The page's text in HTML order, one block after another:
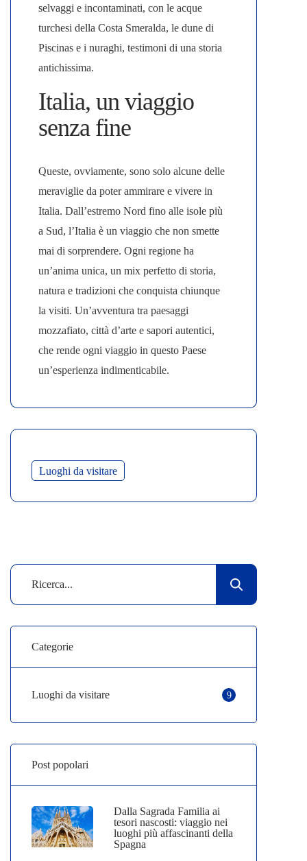
selvaggi e incontaminati, con le acque
turchesi della Costa Smeralda, le dune di
Piscinas e i nuraghi, testimoni di una storia
antichissima.
Italia, un viaggio
senza fine
Queste, ovviamente, sono solo alcune delle
meraviglie da poter ammirare e vivere in
Italia. Dall’estremo Nord fino alle isole più
a Sud, l’Italia è un viaggio che non smette
mai di sorprendere. Ogni regione ha
un’anima unica, un mix perfetto di storia,
natura e tradizioni che conquista chiunque
la visiti. Un’avventura tra paesaggi
mozzafiato, città d’arte e sapori autentici,
che rende ogni viaggio in questo Paese
un’esperienza indimenticabile.
Luoghi da visitare
Categorie
Luoghi da visitare 9
Post popolari
Dalla Sagrada Familia ai
tesori nascosti: viaggio nei
luoghi più affascinanti della
Spagna